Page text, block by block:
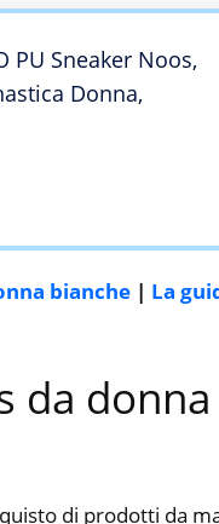
PU Sneaker Noos,
Donna,
bianche | La
da
di prodotti da